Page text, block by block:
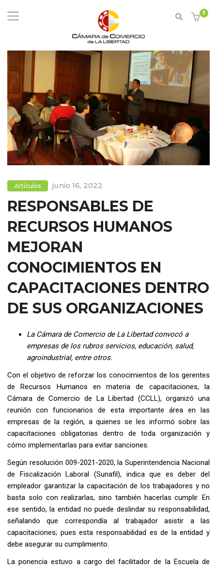
0
Artículos junio 16, 2022
RESPONSABLES DE
RECURSOS HUMANOS
MEJORAN
CONOCIMIENTOS EN
CAPACITACIONES DENTRO
DE SUS ORGANIZACIONES
La Cámara de Comercio de La Libertad convocó a
empresas de los rubros servicios, educación, salud,
agroindustrial, entre otros.
Con el objetivo de reforzar los conocimientos de los gerentes
de Recursos Humanos en materia de capacitaciones, la
Cámara de Comercio de La Libertad (CCLL), organizó una
reunión con funcionarios de esta importante área en las
empresas de la región, a quienes se les informó sobre las
capacitaciones obligatorias dentro de toda organización y
cómo implementarlas para evitar sanciones.
Según resolución 009-2021-2020, la Superintendencia Nacional
de Fiscalización Laboral (Sunafil), indica que es deber del
empleador garantizar la capacitación de los trabajadores y no
basta solo con realizarlas, sino también hacerlas cumplir. En
ese sentido, la entidad no puede deslindar su responsabilidad,
señalando que correspondía al trabajador asistir a las
capacitaciones; pues esta responsabilidad es de la entidad y
debe asegurar su cumplimiento.
La ponencia estuvo a cargo del facilitador de la Escuela de